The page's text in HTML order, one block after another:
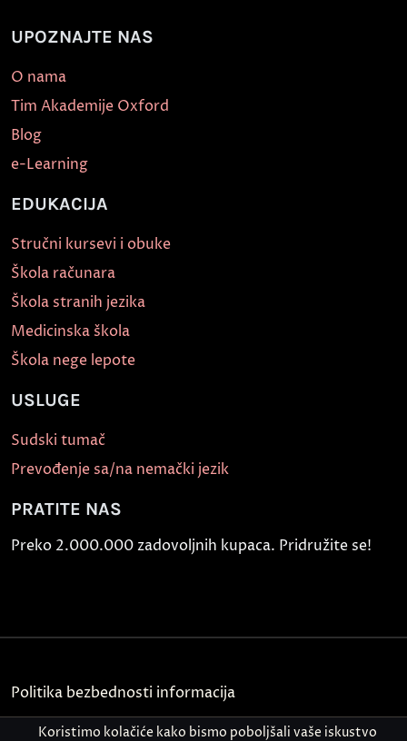
UPOZNAJTE NAS
O nama
Tim Akademije Oxford
Blog
e-Learning
EDUKACIJA
Stručni kursevi i obuke
Škola računara
Škola stranih jezika
Medicinska škola
Škola nege lepote
USLUGE
Sudski tumač
Prevođenje sa/na nemački jezik
PRATITE NAS
Preko 2.000.000 zadovoljnih kupaca. Pridružite se!
Politika bezbednosti informacija
Kontakt
Koristimo kolačiće kako bismo poboljšali vaše iskustvo